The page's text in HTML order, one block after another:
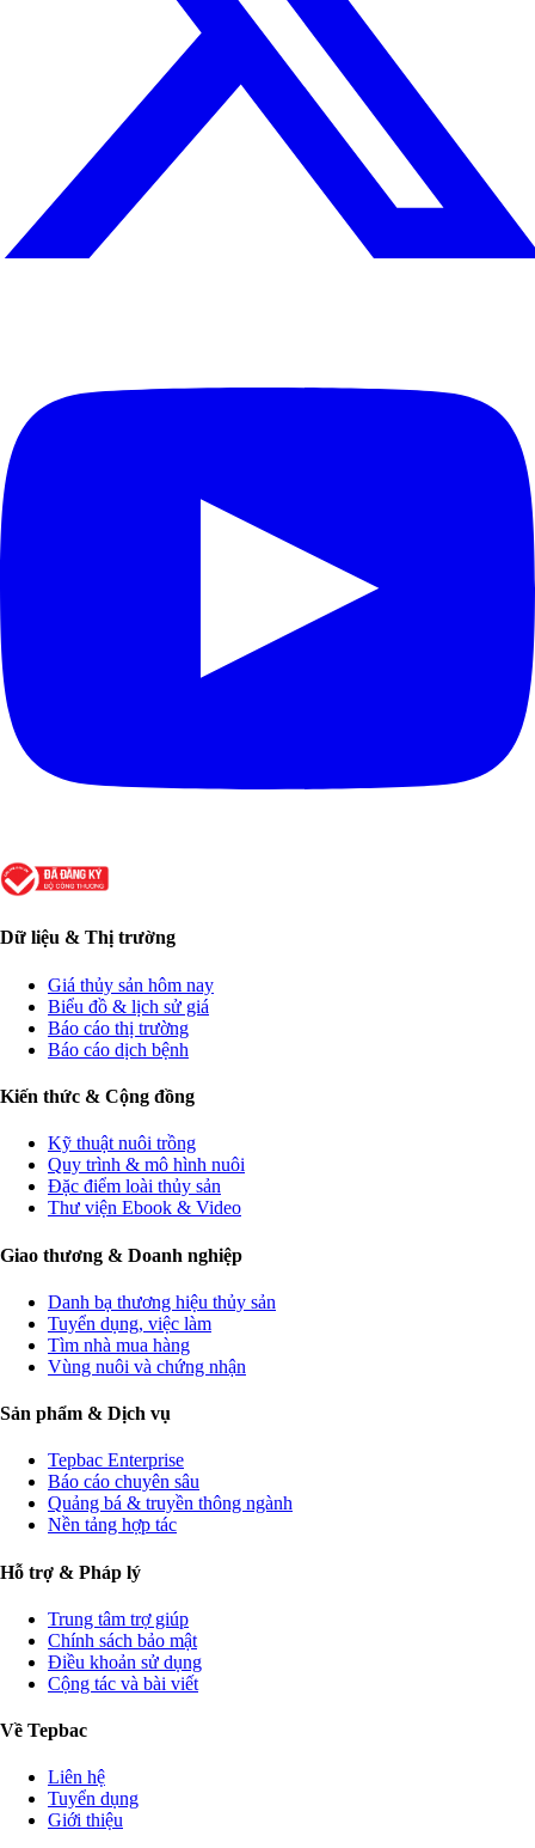
Dữ liệu & Thị trường
Giá thủy sản hôm nay
Biểu đồ & lịch sử giá
Báo cáo thị trường
Báo cáo dịch bệnh
Kiến thức & Cộng đồng
Kỹ thuật nuôi trồng
Quy trình & mô hình nuôi
Đặc điểm loài thủy sản
Thư viện Ebook & Video
Giao thương & Doanh nghiệp
Danh bạ thương hiệu thủy sản
Tuyển dụng, việc làm
Tìm nhà mua hàng
Vùng nuôi và chứng nhận
Sản phẩm & Dịch vụ
Tepbac Enterprise
Báo cáo chuyên sâu
Quảng bá & truyền thông ngành
Nền tảng hợp tác
Hỗ trợ & Pháp lý
Trung tâm trợ giúp
Chính sách bảo mật
Điều khoản sử dụng
Cộng tác và bài viết
Về Tepbac
Liên hệ
Tuyển dụng
Giới thiệu